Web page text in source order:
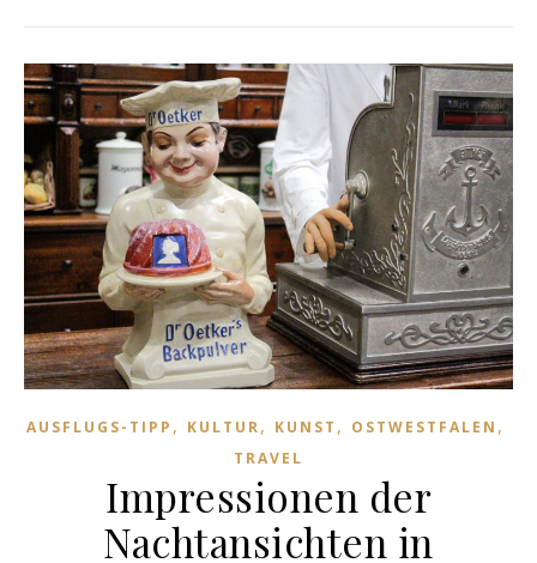
AUSFLUGS-TIPP , KULTUR, KUNST , OSTWESTFALEN ,
TRAVEL
Impressionen der
Nachtansichten in